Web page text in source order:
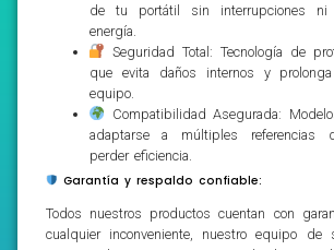
de tu portátil sin interrupciones ni
energía.
Seguridad Total: Tecnología de
que evita daños internos y
equipo.
Compatibilidad Asegurada:
adaptarse a múltiples referencias
perder eficiencia.
Garantía y respaldo confiable:
Todos nuestros productos cuentan con
cualquier inconveniente, nuestro equipo de